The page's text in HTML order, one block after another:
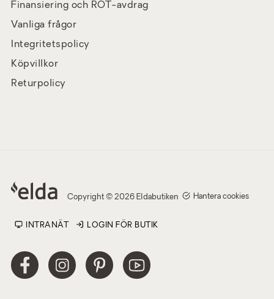
Finansiering och ROT-avdrag
Vanliga frågor
Integritetspolicy
Köpvillkor
Returpolicy
Copyright © 2026 Eldabutiken Hantera cookies
INTRANÄT LOGIN FÖR BUTIK